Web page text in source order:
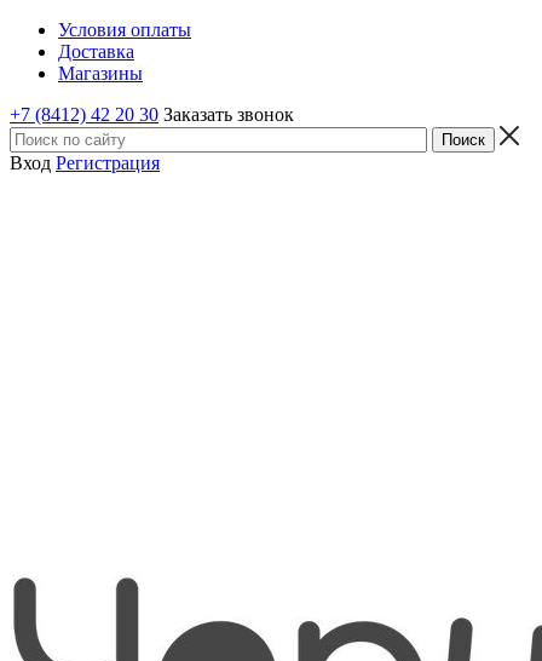
Условия оплаты
Доставка
Магазины
+7 (8412) 42 20 30 Заказать звонок
Вход Регистрация